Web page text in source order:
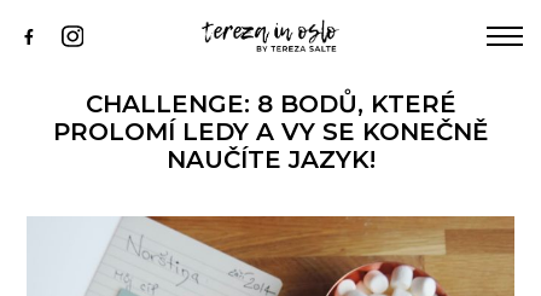
KNIHA
INSTAGRAM
CHALLENGE: 8 BODŮ, KTERÉ
PROLOMÍ LEDY A VY SE KONEČNĚ
NAUČÍTE JAZYK!